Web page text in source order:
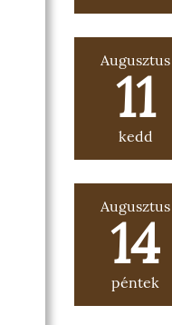
Augusztus
11
kedd
Augusztus
14
péntek